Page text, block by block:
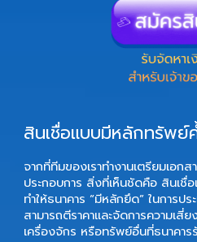
สินเชื่อแบบมีหลักทรัพย์
จากที่ทีมของเราทำงานเตรียมเอก
ประกอบการ สิ่งที่เห็นชัดคือ สินเชื่
ทำให้ธนาคาร “มีหลักยึด” ในการป
สามารถตีราคาและจัดการความเสี่
เครื่องจักร หรือทรัพย์อื่นที่ธนาคาร